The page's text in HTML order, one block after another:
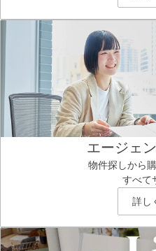
エージェ
物件探しから
すべて
詳し